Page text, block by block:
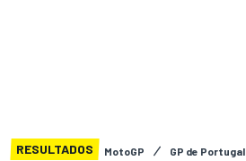
RESULTADOS MotoGP GP de Portugal